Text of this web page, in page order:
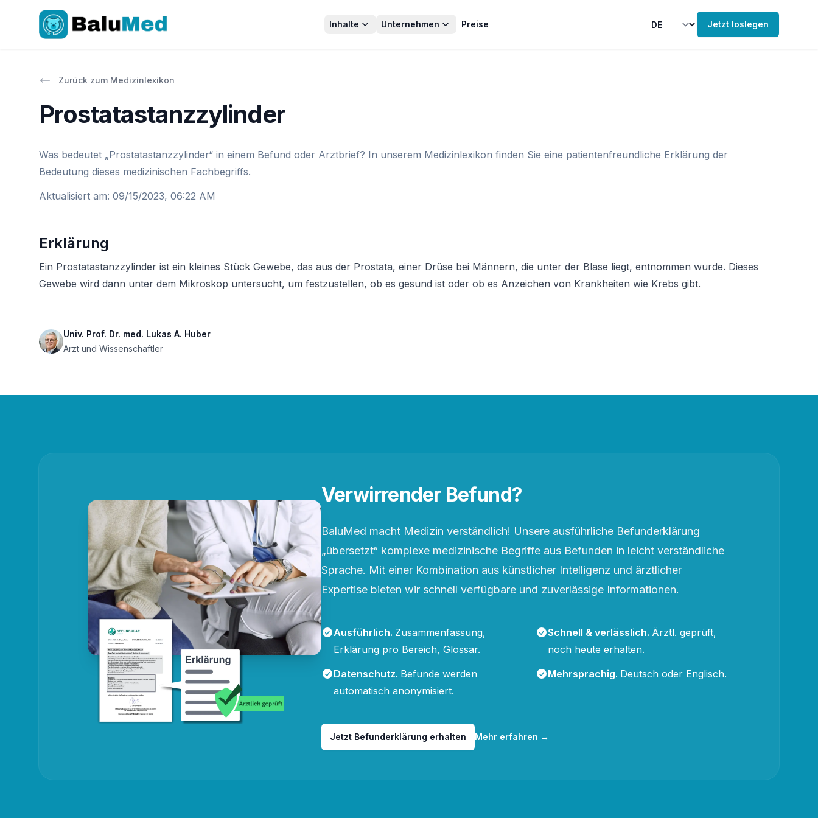
Inhalte Unternehmen Preise Jetzt loslegen
Zurück zum Medizinlexikon
Prostatastanzzylinder
Was bedeutet „Prostatastanzzylinder“ in einem Befund oder Arztbrief? In unserem Medizinlexikon finden Sie eine patientenfreundliche Erklärung der
Bedeutung dieses medizinischen Fachbegriffs.
Aktualisiert am: 09/15/2023, 06:22 AM
Erklärung
Ein Prostatastanzzylinder ist ein kleines Stück Gewebe, das aus der Prostata, einer Drüse bei Männern, die unter der Blase liegt, entnommen wurde. Dieses
Gewebe wird dann unter dem Mikroskop untersucht, um festzustellen, ob es gesund ist oder ob es Anzeichen von Krankheiten wie Krebs gibt.
Univ. Prof. Dr. med. Lukas A. Huber
Arzt und Wissenschaftler
Verwirrender Befund?
BaluMed macht Medizin verständlich! Unsere ausführliche Befunderklärung
„übersetzt“ komplexe medizinische Begriffe aus Befunden in leicht verständliche
Sprache. Mit einer Kombination aus künstlicher Intelligenz und ärztlicher
Expertise bieten wir schnell verfügbare und zuverlässige Informationen.
Ausführlich. Zusammenfassung,
Erklärung pro Bereich, Glossar.
Schnell & verlässlich. Ärztl. geprüft,
noch heute erhalten.
Datenschutz. Befunde werden
automatisch anonymisiert.
Mehrsprachig. Deutsch oder Englisch.
Jetzt Befunderklärung erhalten Mehr erfahren →